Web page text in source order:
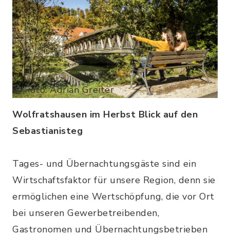
Foto: Adrian Greiter
Wolfratshausen im Herbst Blick auf den
Sebastianisteg
Tages- und Übernachtungsgäste sind ein
Wirtschaftsfaktor für unsere Region, denn sie
ermöglichen eine Wertschöpfung, die vor Ort
bei unseren Gewerbetreibenden,
Gastronomen und Übernachtungsbetrieben